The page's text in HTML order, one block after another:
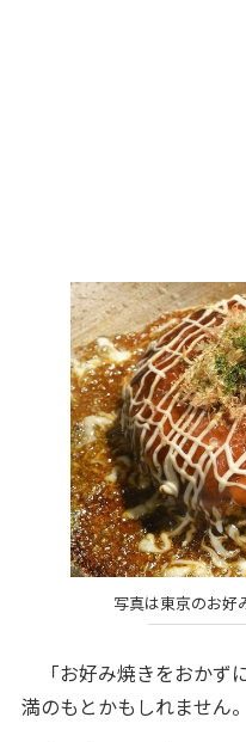
写真は東京のお好
「お好み焼きをおかず
満のもとかもしれません。